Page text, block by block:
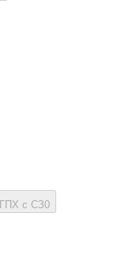
ГПХ с СЗ0